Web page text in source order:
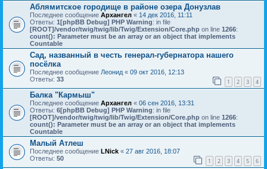
Аблямитское городище в районе озера Донузлав
Последнее сообщение Архангел « 14 дек 2016, 11:11
Ответы: 1[phpBB Debug] PHP Warning: in file
[ROOT]/vendor/twig/twig/lib/Twig/Extension/Core.php on line 1266:
count(): Parameter must be an array or an object that implements
Countable
Сад, названный в честь генерал-губернатора нашего
посёлка
Последнее сообщение Леонид « 09 окт 2016, 12:13
Ответы: 33 1 2 3 4
Балка "Кармыш"
Последнее сообщение Архангел « 06 сен 2016, 13:31
Ответы: 6[phpBB Debug] PHP Warning: in file
[ROOT]/vendor/twig/twig/lib/Twig/Extension/Core.php on line 1266:
count(): Parameter must be an array or an object that implements
Countable
Малый Атлеш
Последнее сообщение LNick « 27 авг 2016, 18:07
Ответы: 50 1 2 3 4 5 6